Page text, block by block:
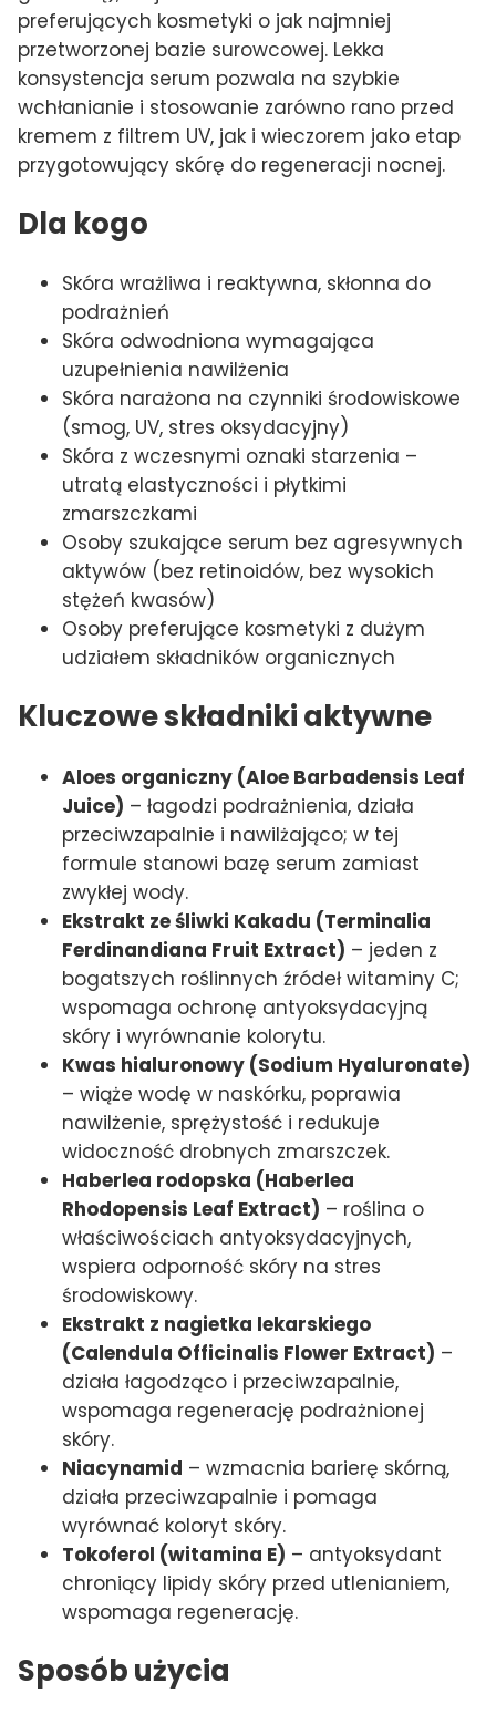
preferujących kosmetyki o jak najmniej
przetworzonej bazie surowcowej. Lekka
konsystencja serum pozwala na szybkie
wchłanianie i stosowanie zarówno rano przed
kremem z filtrem UV, jak i wieczorem jako etap
przygotowujący skórę do regeneracji nocnej.
Dla kogo
Skóra wrażliwa i reaktywna, skłonna do
podrażnień
Skóra odwodniona wymagająca
uzupełnienia nawilżenia
Skóra narażona na czynniki środowiskowe
(smog, UV, stres oksydacyjny)
Skóra z wczesnymi oznaki starzenia –
utratą elastyczności i płytkimi
zmarszczkami
Osoby szukające serum bez agresywnych
aktywów (bez retinoidów, bez wysokich
stężeń kwasów)
Osoby preferujące kosmetyki z dużym
udziałem składników organicznych
Kluczowe składniki aktywne
Aloes organiczny (Aloe Barbadensis Leaf
Juice) – łagodzi podrażnienia, działa
przeciwzapalnie i nawilżająco; w tej
formule stanowi bazę serum zamiast
zwykłej wody.
Ekstrakt ze śliwki Kakadu (Terminalia
Ferdinandiana Fruit Extract) – jeden z
bogatszych roślinnych źródeł witaminy C;
wspomaga ochronę antyoksydacyjną
skóry i wyrównanie kolorytu.
Kwas hialuronowy (Sodium Hyaluronate)
– wiąże wodę w naskórku, poprawia
nawilżenie, sprężystość i redukuje
widoczność drobnych zmarszczek.
Haberlea rodopska (Haberlea
Rhodopensis Leaf Extract) – roślina o
właściwościach antyoksydacyjnych,
wspiera odporność skóry na stres
środowiskowy.
Ekstrakt z nagietka lekarskiego
(Calendula Officinalis Flower Extract) –
działa łagodząco i przeciwzapalnie,
wspomaga regenerację podrażnionej
skóry.
Niacynamid – wzmacnia barierę skórną,
działa przeciwzapalnie i pomaga
wyrównać koloryt skóry.
Tokoferol (witamina E) – antyoksydant
chroniący lipidy skóry przed utlenianiem,
wspomaga regenerację.
Sposób użycia